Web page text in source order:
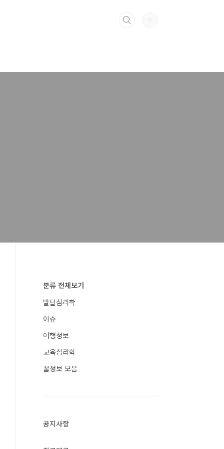
분류 전체보기
발달심리학
이슈
여행정보
교육심리학
꿀정보 모음
공지사항